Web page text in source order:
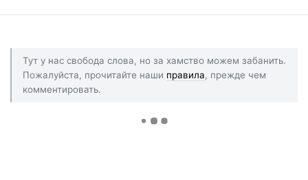
Тут у нас свобода слова, но за хамство можем забанить.
Пожалуйста, прочитайте наши правила, прежде чем
комментировать.